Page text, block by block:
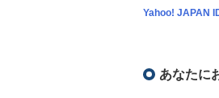
Yahoo! JAPAN
あなたに